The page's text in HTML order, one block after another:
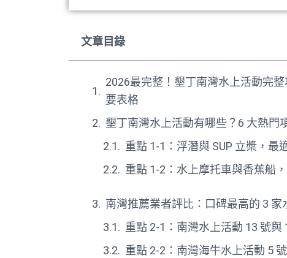
文章目錄
2026最完整！墾丁南灣水上活動完
要表格
墾丁南灣水上活動有哪些？6 大熱門
重點 1-1：浮潛與 SUP 立槳，最
重點 1-2：水上摩托車與香蕉船
南灣推薦業者評比：口碑最高的 3 家
重點 2-1：南灣水上活動 13 號
重點 2-2：南灣海牛水上活動 5